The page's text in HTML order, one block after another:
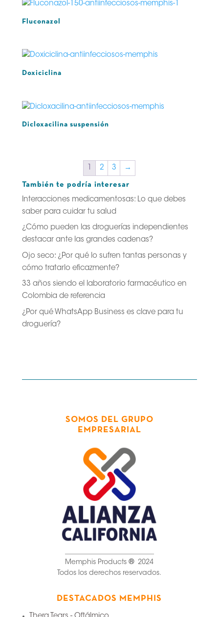
Fluconazol
Doxiciclina
Dicloxacilina suspensión
1 2 3 →
También te podría interesar
Interacciones medicamentosas: Lo que debes
saber para cuidar tu salud
¿Cómo pueden las droguerías independientes
destacar ante las grandes cadenas?
Ojo seco: ¿Por qué lo sufren tantas personas y
cómo tratarlo eficazmente?
33 años siendo el laboratorio farmacéutico en
Colombia de referencia
¿Por qué WhatsApp Business es clave para tu
droguería?
SOMOS DEL GRUPO
EMPRESARIAL
Memphis Products ® 2024
Todos los derechos reservados.
DESTACADOS MEMPHIS